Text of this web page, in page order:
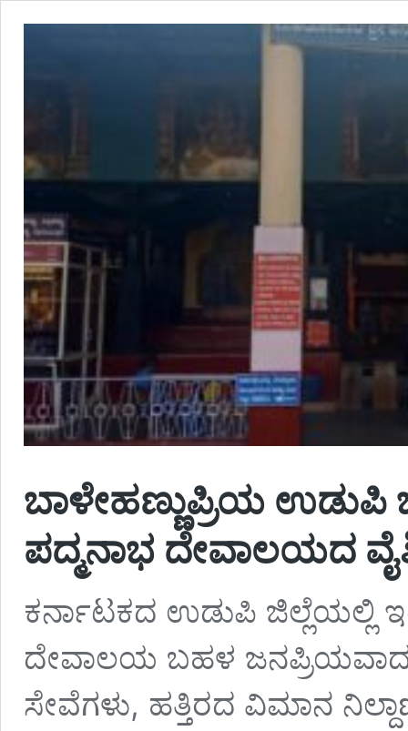
ಬಾಳೇಹಣ್ಣುಪ್ರಿಯ
ಪದ್ಮನಾಭ ದೇವಾಲಯದ
ಕರ್ನಾಟಕದ ಉಡುಪಿ ಜಿಲ್ಲೆಯಲ್ಲಿ
ದೇವಾಲಯ ಬಹಳ
ಸೇವೆಗಳು, ಹತ್ತಿರದ ವಿಮಾನ